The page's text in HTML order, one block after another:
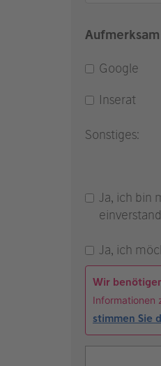
Google
Inserat
Sonstiges:
Ja, ich bin
Ja, ich
Wir
Informationen
stimmen Sie